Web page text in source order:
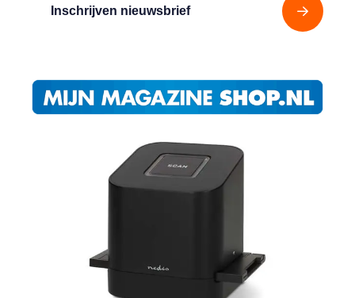
Inschrijven nieuwsbrief